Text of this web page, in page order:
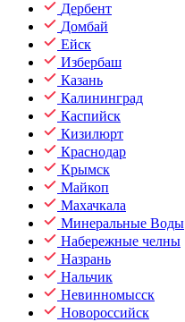
Дербент
Домбай
Ейск
Избербаш
Казань
Калининград
Каспийск
Кизилюрт
Краснодар
Крымск
Майкоп
Махачкала
Минеральные Воды
Набережные челны
Назрань
Нальчик
Невинномысск
Новороссийск